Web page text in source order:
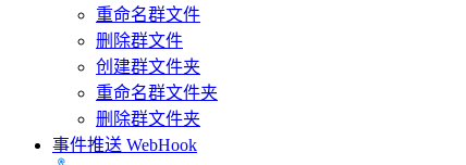
重命名群文件
删除群文件
创建群文件夹
重命名群文件夹
删除群文件夹
事件推送 WebHook